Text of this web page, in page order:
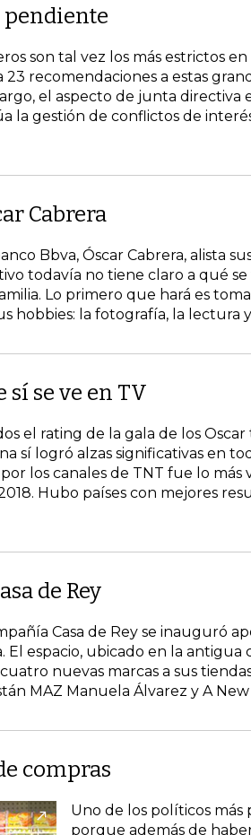
pendiente
son tal vez los más estrictos
23 recomendaciones a estas
el aspecto de junta directiva
la gestión de conflictos de
Cabrera
Bbva, Óscar Cabrera, alista
todavía no tiene claro a qué
Lo primero que hará es
hobbies: la fotografía, la lectura
se ve en TV
el rating de la gala de los
sí logró alzas significativas en
por los canales de TNT fue lo
Hubo países con mejores
de Rey
Casa de Rey se inauguró
El espacio, ubicado en la
nuevas marcas a sus
MAZ Manuela Álvarez y A New
compras
Uno de los políticos más
porque además de